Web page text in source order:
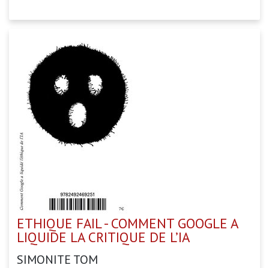
ETHIQUE FAIL - COMMENT GOOGLE A
LIQUIDE LA CRITIQUE DE L’IA
SIMONITE TOM